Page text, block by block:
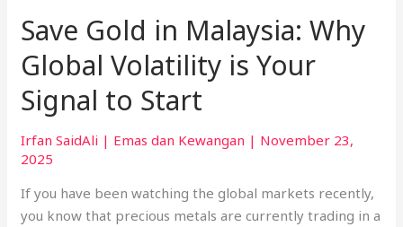
Save Gold in Malaysia: Why
Global Volatility is Your
Signal to Start
Irfan SaidAli | Emas dan Kewangan | November 23,
2025
If you have been watching the global markets recently,
you know that precious metals are currently trading in a
to
Start